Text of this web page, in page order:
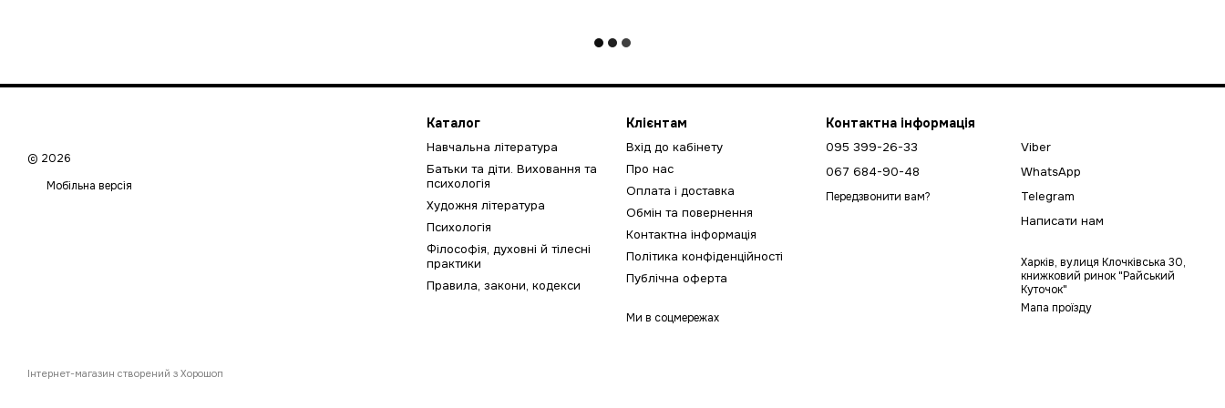
© 2026
Мобільна версія
Інтернет-магазин створений з Хорошоп
Каталог
Навчальна література
Батьки та діти. Виховання та
психологія
Художня література
Психологія
Філософія, духовні й тілесні
практики
Правила, закони, кодекси
Клієнтам
Вхід до кабінету
Про нас
Оплата і доставка
Обмін та повернення
Контактна інформація
Політика конфіденційності
Публічна оферта
Ми в соцмережах
Контактна інформація
095 399-26-33
067 684-90-48
Передзвонити вам?
Viber
WhatsApp
Telegram
Написати нам
Харків, вулиця Клочківська 30,
книжковий ринок "Райський
Куточок"
Мапа проїзду